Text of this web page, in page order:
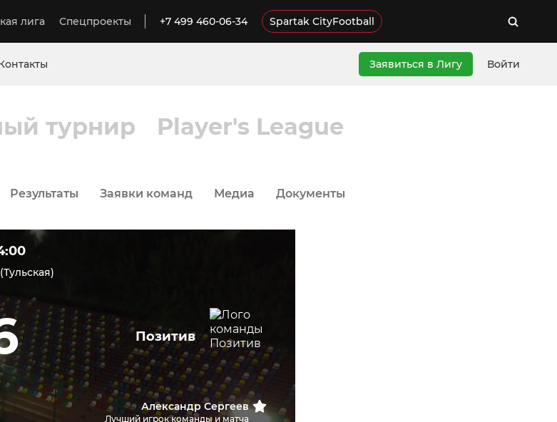
лига Спецпроекты +7 499 460-06-34 Spartak CityFootball
Заявиться в Лигу Войти
турнир
Player's League
Результаты Заявки команд Медиа Документы
Позитив
Александр Сергеев
Лучший игрок команды и матча